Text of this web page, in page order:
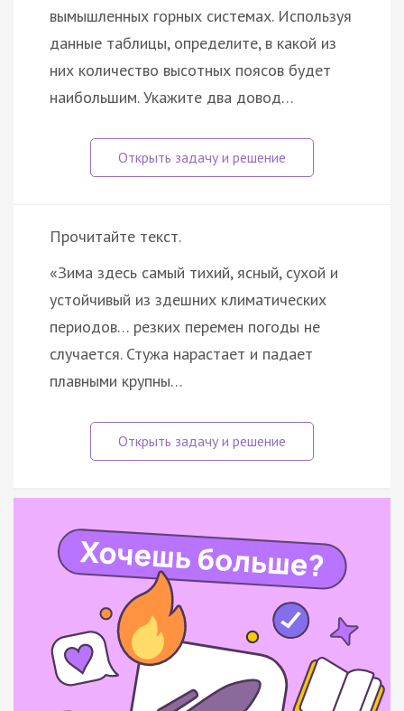
вымышленных горных системах. Используя
данные таблицы, определите, в какой из
них количество высотных поясов будет
наибольшим. Укажите два довод…
Прочитайте текст.
«Зима здесь самый тихий, ясный, сухой и
устойчивый из здешних климатических
периодов… резких перемен погоды не
случается. Стужа нарастает и падает
плавными крупны…